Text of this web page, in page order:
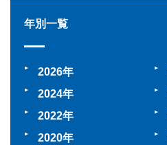
年別一覧
2026
2024
2022
2020